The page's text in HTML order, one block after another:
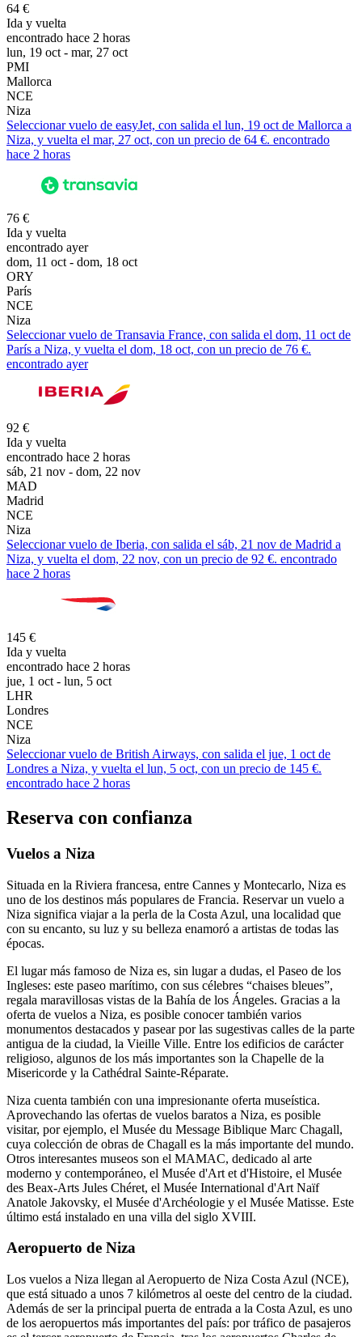
64 €
Ida y vuelta
encontrado hace 2 horas
lun, 19 oct - mar, 27 oct
PMI
Mallorca
NCE
Niza
Seleccionar vuelo de easyJet, con salida el lun, 19 oct de Mallorca a
Niza, y vuelta el mar, 27 oct, con un precio de 64 €. encontrado
hace 2 horas
76 €
Ida y vuelta
encontrado ayer
dom, 11 oct - dom, 18 oct
ORY
París
NCE
Niza
Seleccionar vuelo de Transavia France, con salida el dom, 11 oct de
París a Niza, y vuelta el dom, 18 oct, con un precio de 76 €.
encontrado ayer
92 €
Ida y vuelta
encontrado hace 2 horas
sáb, 21 nov - dom, 22 nov
MAD
Madrid
NCE
Niza
Seleccionar vuelo de Iberia, con salida el sáb, 21 nov de Madrid a
Niza, y vuelta el dom, 22 nov, con un precio de 92 €. encontrado
hace 2 horas
145 €
Ida y vuelta
encontrado hace 2 horas
jue, 1 oct - lun, 5 oct
LHR
Londres
NCE
Niza
Seleccionar vuelo de British Airways, con salida el jue, 1 oct de
Londres a Niza, y vuelta el lun, 5 oct, con un precio de 145 €.
encontrado hace 2 horas
Reserva con confianza
Vuelos a Niza
Situada en la Riviera francesa, entre Cannes y Montecarlo, Niza es
uno de los destinos más populares de Francia. Reservar un vuelo a
Niza significa viajar a la perla de la Costa Azul, una localidad que
con su encanto, su luz y su belleza enamoró a artistas de todas las
épocas.
El lugar más famoso de Niza es, sin lugar a dudas, el Paseo de los
Ingleses: este paseo marítimo, con sus célebres “chaises bleues”,
regala maravillosas vistas de la Bahía de los Ángeles. Gracias a la
oferta de vuelos a Niza, es posible conocer también varios
monumentos destacados y pasear por las sugestivas calles de la parte
antigua de la ciudad, la Vieille Ville. Entre los edificios de carácter
religioso, algunos de los más importantes son la Chapelle de la
Misericorde y la Cathédral Sainte-Réparate.
Niza cuenta también con una impresionante oferta museística.
Aprovechando las ofertas de vuelos baratos a Niza, es posible
visitar, por ejemplo, el Musée du Message Biblique Marc Chagall,
cuya colección de obras de Chagall es la más importante del mundo.
Otros interesantes museos son el MAMAC, dedicado al arte
moderno y contemporáneo, el Musée d'Art et d'Histoire, el Musée
des Beax-Arts Jules Chéret, el Musée International d'Art Naïf
Anatole Jakovsky, el Musée d'Archéologie y el Musée Matisse. Este
último está instalado en una villa del siglo XVIII.
Aeropuerto de Niza
Los vuelos a Niza llegan al Aeropuerto de Niza Costa Azul (NCE),
que está situado a unos 7 kilómetros al oeste del centro de la ciudad.
Además de ser la principal puerta de entrada a la Costa Azul, es uno
de los aeropuertos más importantes del país: por tráfico de pasajeros